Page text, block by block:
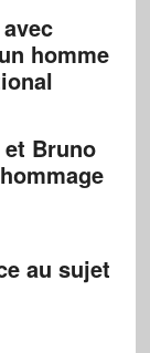
homme
et Bruno
au sujet